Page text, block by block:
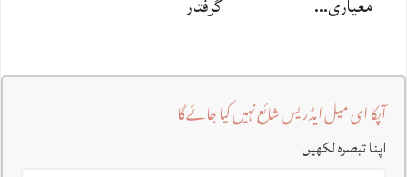
آپکا ای میل ایڈریس شائع نہیں کیا جائے گا
اپنا تبصرہ لکھیں